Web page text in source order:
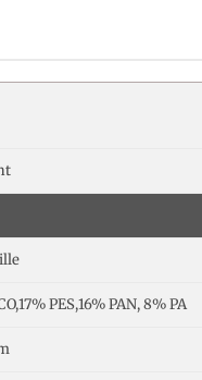
PES,16% PAN, 8% PA